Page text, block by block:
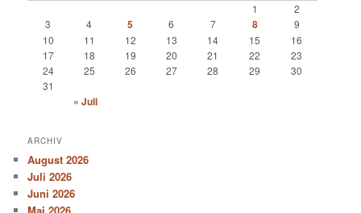
1
2
3
4 5 6 7 8
9
10
11 12 13 14 15
16
17
18 19 20 21 22
23
24
25 26 27 28 29
30
31
« Juli
ARCHIV
August 2026
Juli 2026
Juni 2026